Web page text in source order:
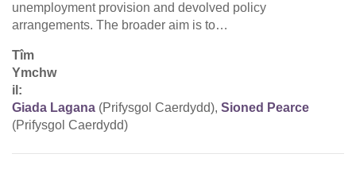
unemployment provision and devolved policy
arrangements. The broader aim is to…
Tîm
Ymchw
il:
Giada Lagana (Prifysgol Caerdydd), Sioned Pearce
(Prifysgol Caerdydd)